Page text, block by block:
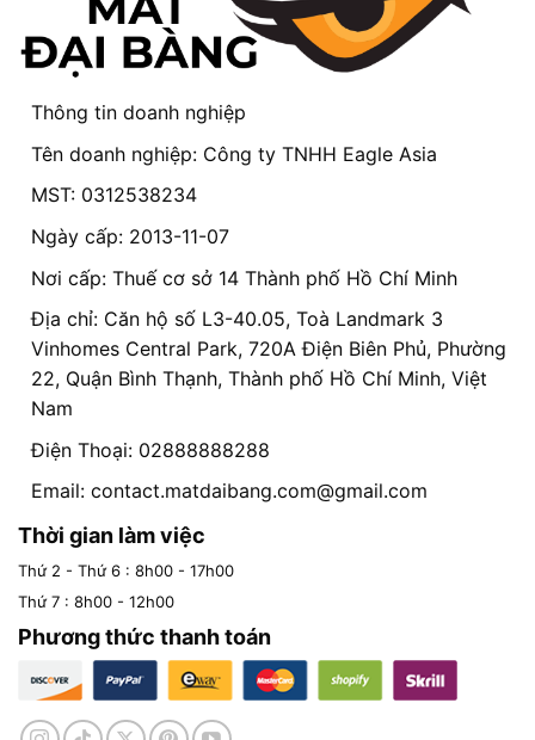
Thông tin doanh nghiệp
Tên doanh nghiệp: Công ty TNHH Eagle Asia
MST: 0312538234
Ngày cấp: 2013-11-07
Nơi cấp: Thuế cơ sở 14 Thành phố Hồ Chí Minh
Địa chỉ: Căn hộ số L3-40.05, Toà Landmark 3
Vinhomes Central Park, 720A Điện Biên Phủ, Phường
22, Quận Bình Thạnh, Thành phố Hồ Chí Minh, Việt
Nam
Điện Thoại: 02888888288
Email: contact.matdaibang.com@gmail.com
Thời gian làm việc
Thứ 2 - Thứ 6 : 8h00 - 17h00
Thứ 7 : 8h00 - 12h00
Phương thức thanh toán